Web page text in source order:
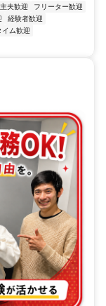
夫歓迎
フリーター歓迎
経験者歓迎
イム歓迎